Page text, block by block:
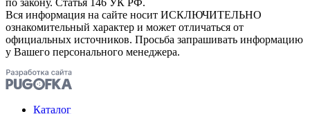
по закону. Статья 146 УК РФ.
Вся информация на сайте носит ИСКЛЮЧИТЕЛЬНО
ознакомительный характер и может отличаться от
официальных источников. Просьба запрашивать информацию
у Вашего персонального менеджера.
Каталог